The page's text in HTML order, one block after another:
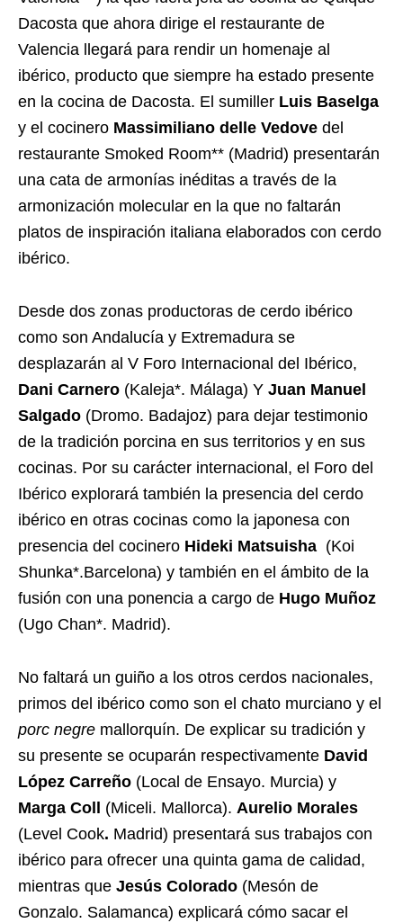
Dacosta que ahora dirige el restaurante de
Valencia llegará para rendir un homenaje al
ibérico, producto que siempre ha estado presente
en la cocina de Dacosta. El sumiller Luis Baselga
y el cocinero Massimiliano delle Vedove del
restaurante Smoked Room** (Madrid) presentarán
una cata de armonías inéditas a través de la
armonización molecular en la que no faltarán
platos de inspiración italiana elaborados con cerdo
ibérico.
Desde dos zonas productoras de cerdo ibérico
como son Andalucía y Extremadura se
desplazarán al V Foro Internacional del Ibérico,
Dani Carnero (Kaleja*. Málaga) Y Juan Manuel
Salgado (Dromo. Badajoz) para dejar testimonio
de la tradición porcina en sus territorios y en sus
cocinas. Por su carácter internacional, el Foro del
Ibérico explorará también la presencia del cerdo
ibérico en otras cocinas como la japonesa con
presencia del cocinero Hideki Matsuisha (Koi
Shunka*.Barcelona) y también en el ámbito de la
fusión con una ponencia a cargo de Hugo Muñoz
(Ugo Chan*. Madrid).
No faltará un guiño a los otros cerdos nacionales,
primos del ibérico como son el chato murciano y el
porc negre mallorquín. De explicar su tradición y
su presente se ocuparán respectivamente David
López Carreño (Local de Ensayo. Murcia) y
Marga Coll (Miceli. Mallorca). Aurelio Morales
(Level Cook. Madrid) presentará sus trabajos con
ibérico para ofrecer una quinta gama de calidad,
mientras que Jesús Colorado (Mesón de
Gonzalo. Salamanca) explicará cómo sacar el